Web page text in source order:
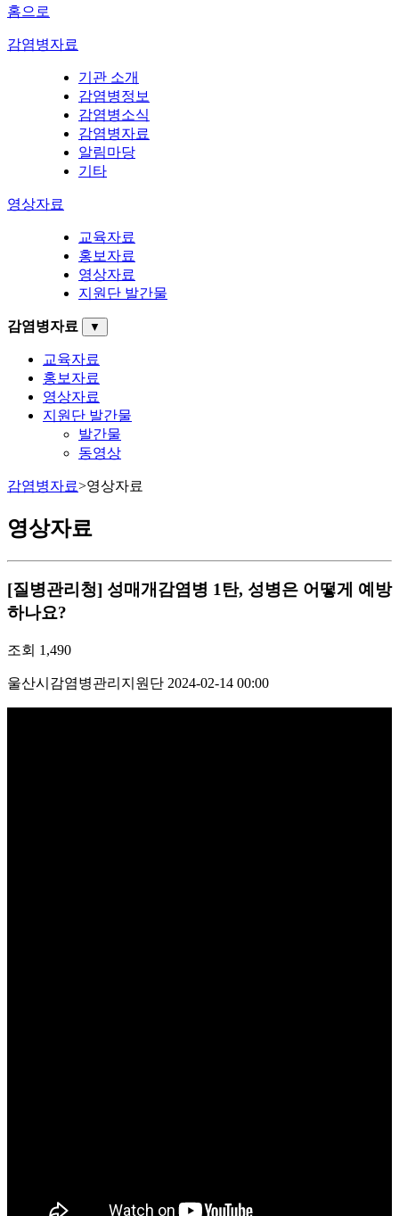
홈으로
감염병자료
기관 소개
감염병정보
감염병소식
감염병자료
알림마당
기타
영상자료
교육자료
홍보자료
영상자료
지원단 발간물
감염병자료 ▼
교육자료
홍보자료
영상자료
지원단 발간물
발간물
동영상
감염병자료>영상자료
영상자료
[질병관리청] 성매개감염병 1탄, 성병은 어떻게 예방
하나요?
조회 1,490
울산시감염병관리지원단 2024-02-14 00:00